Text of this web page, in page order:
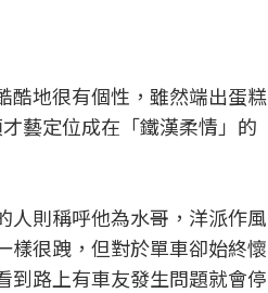
酷地很有個性，雖然端出蛋糕
藝定位成在「鐵漢柔情」的
人則稱呼他為水哥，洋派作風
樣很跩，但對於單車卻始終懷
到路上有車友發生問題就會停